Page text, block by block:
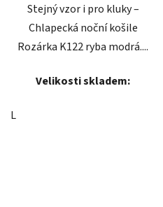
Stejný vzor i pro kluky –
Chlapecká noční košile
Rozárka K122 ryba modrá....
Velikosti skladem:
L